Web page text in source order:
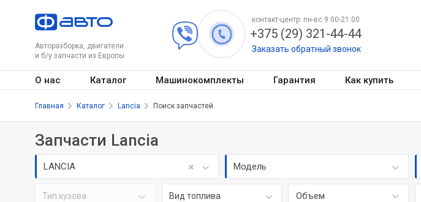
Авторазборка, двигатели
и б/у запчасти из Европы
контакт-центр: пн-вс 9:00-21:00
+375 (29) 321-44-44
Заказать обратный звонок
О нас Каталог Машинокомплекты Гарантия Как купить
Главная Каталог Lancia Поиск запчастей
Запчасти Lancia
LANCIA Модель
Тип кузова Вид топлива Объем